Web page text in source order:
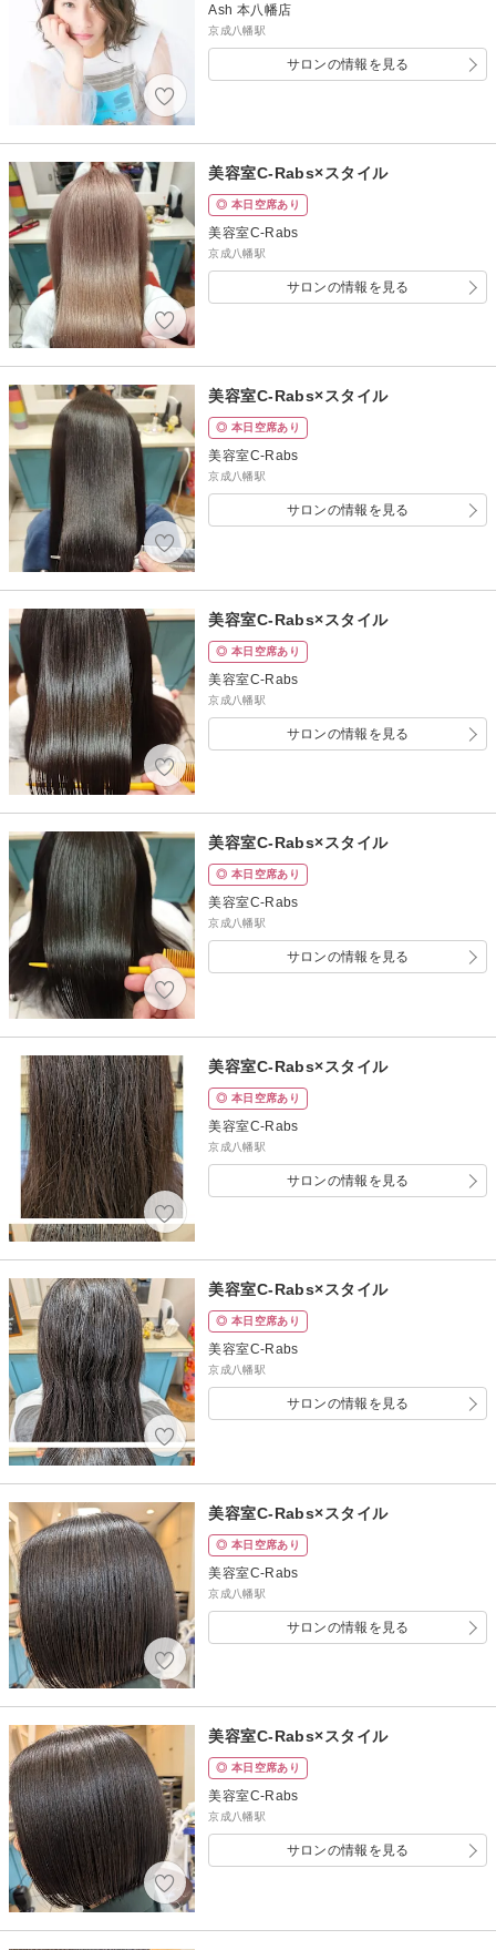
Ash 本八幡店
京成八幡駅
サロンの情報を見る
美容室C-Rabs×スタイル
◎ 本日空席あり
美容室C-Rabs
京成八幡駅
サロンの情報を見る
美容室C-Rabs×スタイル
◎ 本日空席あり
美容室C-Rabs
京成八幡駅
サロンの情報を見る
美容室C-Rabs×スタイル
◎ 本日空席あり
美容室C-Rabs
京成八幡駅
サロンの情報を見る
美容室C-Rabs×スタイル
◎ 本日空席あり
美容室C-Rabs
京成八幡駅
サロンの情報を見る
美容室C-Rabs×スタイル
◎ 本日空席あり
美容室C-Rabs
京成八幡駅
サロンの情報を見る
美容室C-Rabs×スタイル
◎ 本日空席あり
美容室C-Rabs
京成八幡駅
サロンの情報を見る
美容室C-Rabs×スタイル
◎ 本日空席あり
美容室C-Rabs
京成八幡駅
サロンの情報を見る
美容室C-Rabs×スタイル
◎ 本日空席あり
美容室C-Rabs
京成八幡駅
サロンの情報を見る